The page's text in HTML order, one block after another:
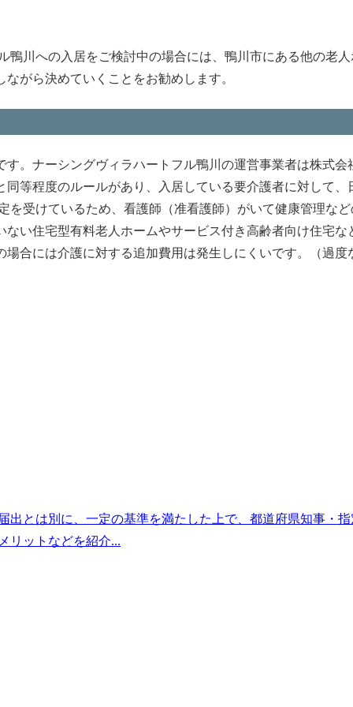
川への入居をご検討中の場合には、鴨川市にある他の老人
がら決めていくことをお勧めします。
。ナーシングヴィラハートフル鴨川の運営事業者は株式会
等程度のルールがあり、入居している要介護者に対して、
受けているため、看護師（准看護師）がいて健康管理など
い住宅型有料老人ホームやサービス付き高齢者向け住宅な
合には介護に対する追加費用は発生しにくいです。（過度
とは別に、一定の基準を満たした上で、都道府県知事・指
リットなどを紹介...